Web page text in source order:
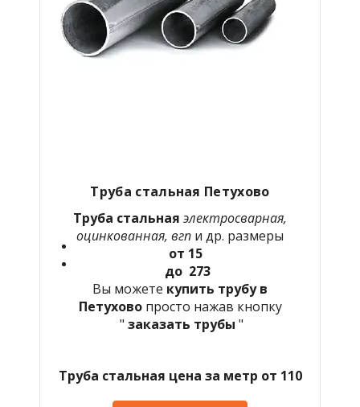
Труба стальная Петухово
Труба стальная электросварная,
оцинкованная, вгп и др. размеры
от 15
до 273
Вы можете купить трубу в
Петухово просто нажав кнопку
" заказать трубы "
Труба стальная цена за метр от 110